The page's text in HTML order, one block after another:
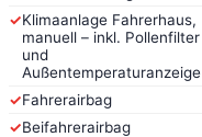
✓Klimaanlage Fahrerhaus,
manuell – inkl. Pollenfilter
und
Außentemperaturanzeige
✓Fahrerairbag
✓Beifahrerairbag